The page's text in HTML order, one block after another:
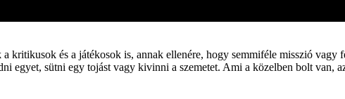
kritikusok és a játékosok is, annak ellenére, hogy semmiféle misszió vagy
egyet, sütni egy tojást vagy kivinni a szemetet. Ami a közelben bolt van,